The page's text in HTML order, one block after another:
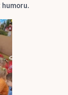
humoru.